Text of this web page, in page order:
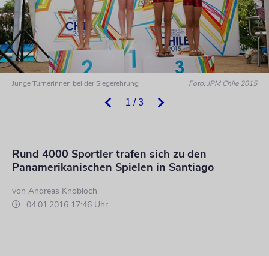
1 / 3
Junge Turnerinnen bei der Siegerehrung Foto: JPM Chile 2015
Rund 4000 Sportler trafen sich zu den
Panamerikanischen Spielen in Santiago
von Andreas Knobloch
04.01.2016 17:46 Uhr